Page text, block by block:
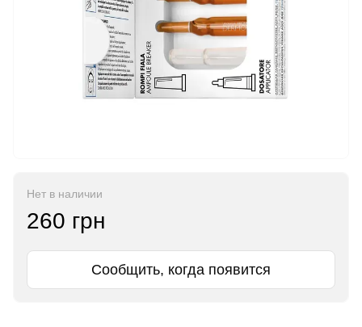
Нет в наличии
260 грн
Сообщить, когда появится